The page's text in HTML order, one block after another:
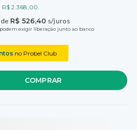
R$ 2.368,00.
R$ 526,40 s/juros
exigir liberação junto ao banco
no Probel Club
COMPRAR